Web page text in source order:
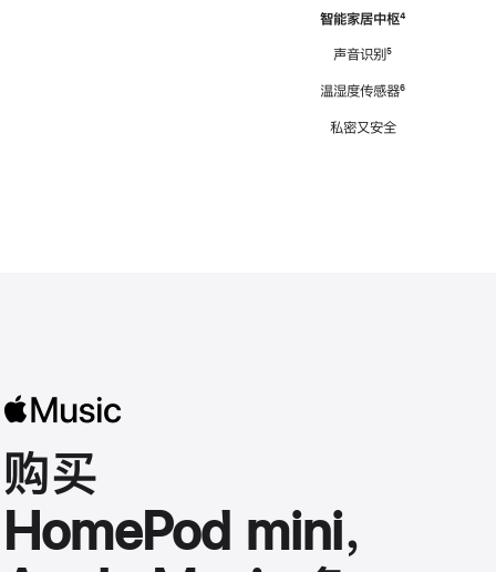
智能家居中枢脚
⁴
声音识别脚
⁵
温湿度传感器脚
⁶
私密又安全
购买
HomePod mini，